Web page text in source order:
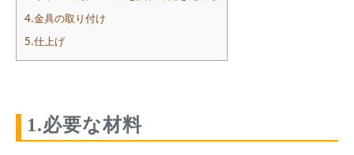
4.金具の取り付け
5.仕上げ
1.必要な材料